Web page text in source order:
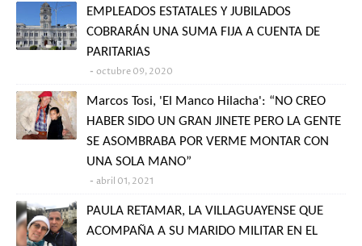
EMPLEADOS ESTATALES Y JUBILADOS
COBRARÁN UNA SUMA FIJA A CUENTA DE
PARITARIAS
octubre 09, 2020
Marcos Tosi, 'El Manco Hilacha': “NO CREO
HABER SIDO UN GRAN JINETE PERO LA GENTE
SE ASOMBRABA POR VERME MONTAR CON
UNA SOLA MANO”
abril 01, 2021
PAULA RETAMAR, LA VILLAGUAYENSE QUE
ACOMPAÑA A SU MARIDO MILITAR EN EL